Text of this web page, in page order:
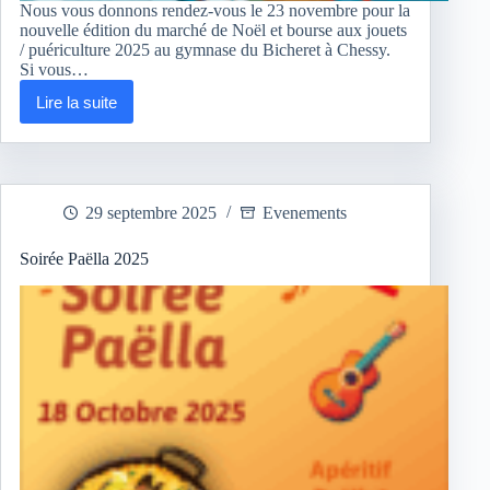
Nous vous donnons rendez-vous le 23 novembre pour la
nouvelle édition du marché de Noël et bourse aux jouets
/ puériculture 2025 au gymnase du Bicheret à Chessy.
Si vous…
Lire la suite
Marché
de
noël
bourse
aux
jouets
puériculture
29 septembre 2025 Evenements
Soirée Paëlla 2025